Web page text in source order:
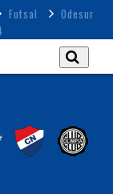
Futsal
Odesur